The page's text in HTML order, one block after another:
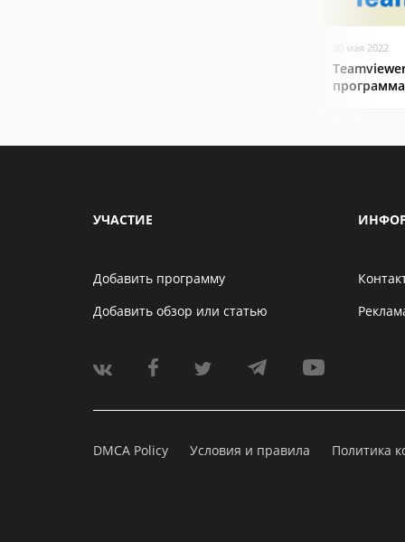
30 мая 2022
программа
УЧАСТИЕ
Добавить программу
Добавить обзор или статью
DMCA Policy Условия и правила Политика